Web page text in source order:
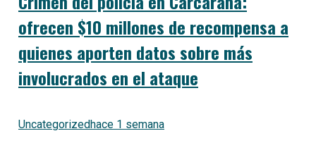
ofrecen $10 millones de recompensa a
quienes aporten datos sobre más
involucrados en el ataque
Uncategorizedhace 1 semana